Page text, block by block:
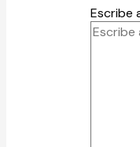
Escribe